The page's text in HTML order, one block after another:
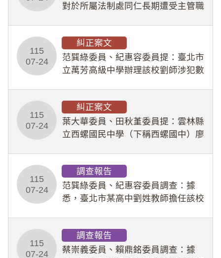
對於所屬法制處同仁長期遭受主管職
人員保障法」及「職業安全衛生法」
所定維護公務人員
115
07-24
糾正案文
范巽綠委員、紀惠容委員提：臺北市
立萬芳高級中學辦理該校劉師涉犯數
業把關與糾錯功能，不僅首份調查報
告漏未審酌師生不
115
07-24
糾正案文
葉大華委員、田秋堇委員提：雲林縣
立西螺國民中學（下稱西螺國中）廖
教羽球隊學生等行為，歷經該校校園
事件處理會議（下
115
07-24
調查報告
范巽綠委員、紀惠容委員調查：據
悉，臺北市某高中劉姓教師擔任該校
行拍攝特定樣態性影像並以手機傳送
劉師。該生因畏懼成
115
07-24
調查報告
蔡崇義委員、賴鼎銘委員調查：據